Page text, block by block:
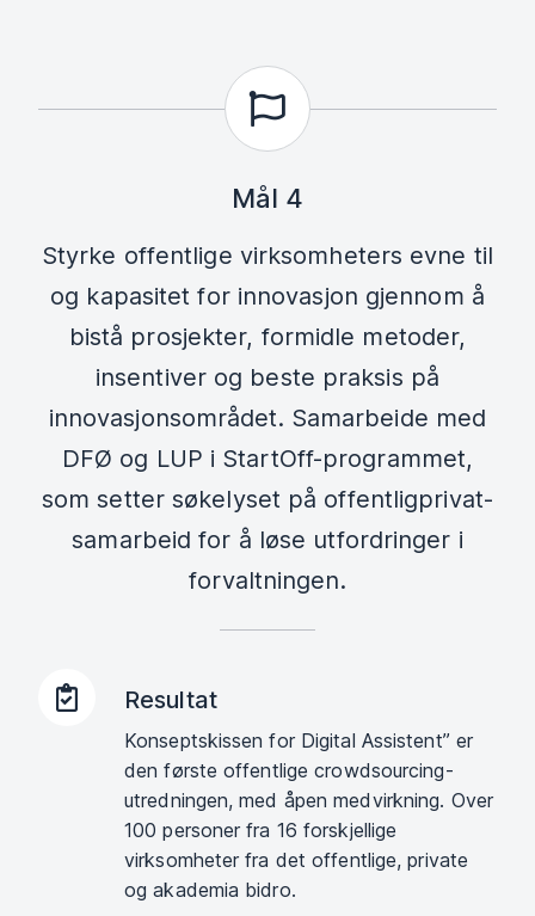
Mål 4
Styrke offentlige virksomheters evne til
og kapasitet for innovasjon gjennom å
bistå prosjekter, formidle metoder,
insentiver og beste praksis på
innovasjonsområdet. Samarbeide med
DFØ og LUP i StartOff-programmet,
som setter søkelyset på offentligprivat-
samarbeid for å løse utfordringer i
forvaltningen.
Resultat
Konseptskissen for Digital Assistent” er
den første offentlige crowdsourcing-
utredningen, med åpen medvirkning. Over
100 personer fra 16 forskjellige
virksomheter fra det offentlige, private
og akademia bidro.